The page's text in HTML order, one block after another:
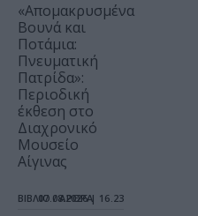
«Απομακρυσμένα
Βουνά και
Ποτάμια:
Πνευματική
Πατρίδα»:
Περιοδική
έκθεση στο
Διαχρονικό
Μουσείο
Αίγινας
ΒΙΒΛΙΟ / ΑΡΘΡΑ
07.08.2026 | 16.23